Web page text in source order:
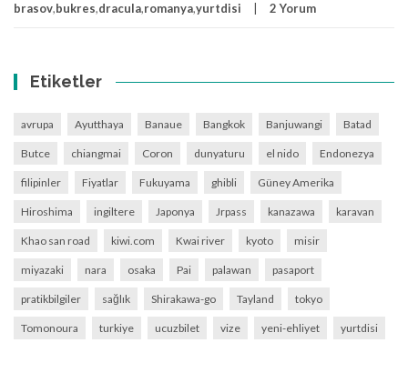
brasov,bukres,dracula,romanya,yurtdisi 2 Yorum
Etiketler
avrupa Ayutthaya Banaue Bangkok Banjuwangi Batad
Butce chiangmai Coron dunyaturu el nido Endonezya
filipinler Fiyatlar Fukuyama ghibli Güney Amerika
Hiroshima ingiltere Japonya Jrpass kanazawa karavan
Khao san road kiwi.com Kwai river kyoto misir
miyazaki nara osaka Pai palawan pasaport
pratikbilgiler sağlık Shirakawa-go Tayland tokyo
Tomonoura turkiye ucuzbilet vize yeni-ehliyet yurtdisi